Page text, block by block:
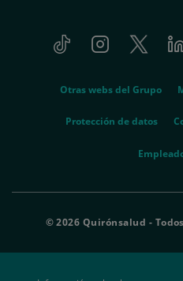
Tiktok InstagramTwitter
Otras webs del Grupo
Protección de datos
© 2026 Quirónsalud -